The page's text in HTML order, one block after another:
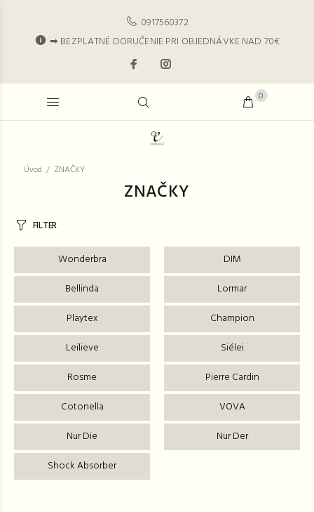
0917560372
➡ BEZPLATNÉ DORUČENIE PRI OBJEDNÁVKE NAD 70€
0
Úvod ZNAČKY
ZNAČKY
FILTER
Wonderbra
DIM
Bellinda
Lormar
Playtex
Champion
Leilieve
Siélei
Rosme
Pierre Cardin
Cotonella
VOVA
Nur Die
Nur Der
Shock Absorber